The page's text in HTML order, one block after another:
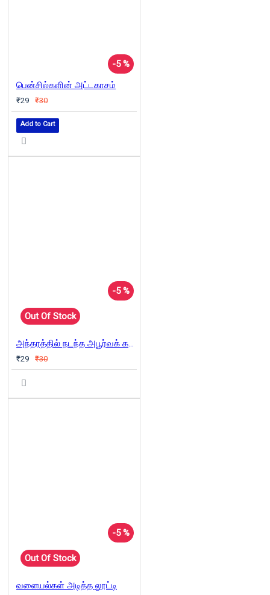
-5 %
பென்சில்களின் அட்டகாசம்
₹29 ₹30
Add to Cart
-5 %
Out Of Stock
அந்தரத்தில் நடந்த அபூர்வக் கதை
₹29 ₹30
-5 %
Out Of Stock
வளையல்கள் அடித்த லூட்டி